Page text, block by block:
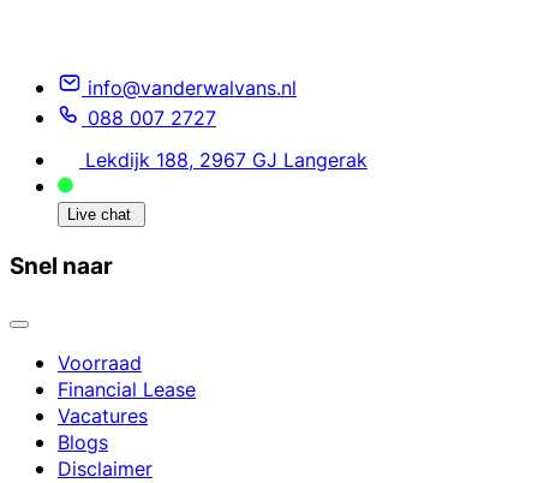
info@vanderwalvans.nl
088 007 2727
Lekdijk 188, 2967 GJ Langerak
Live chat
Snel naar
Voorraad
Financial Lease
Vacatures
Blogs
Disclaimer